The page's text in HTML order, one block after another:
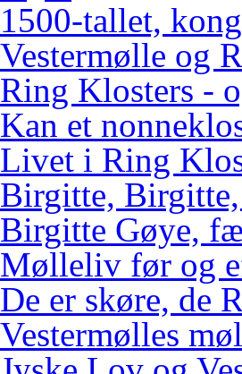
1500-tallet,
Vestermølle og
Ring Klosters -
Kan et
Livet i Ring
Birgitte,
Birgitte Gøye,
Mølleliv før og
De er skøre, de
Vestermølles